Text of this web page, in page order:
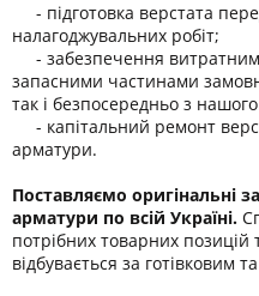
- підготовка верстата
налагоджувальних робіт;
- забезпечення
запасними частинами
так і безпосередньо з
- капітальний ремонт
арматури.
Поставляємо оригінальні
арматури по всій Україні.
потрібних товарних
відбувається за готівковим